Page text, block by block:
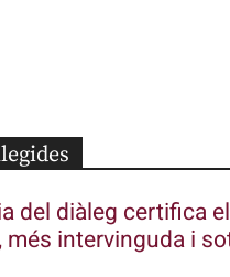
del diàleg certifica
més intervinguda i